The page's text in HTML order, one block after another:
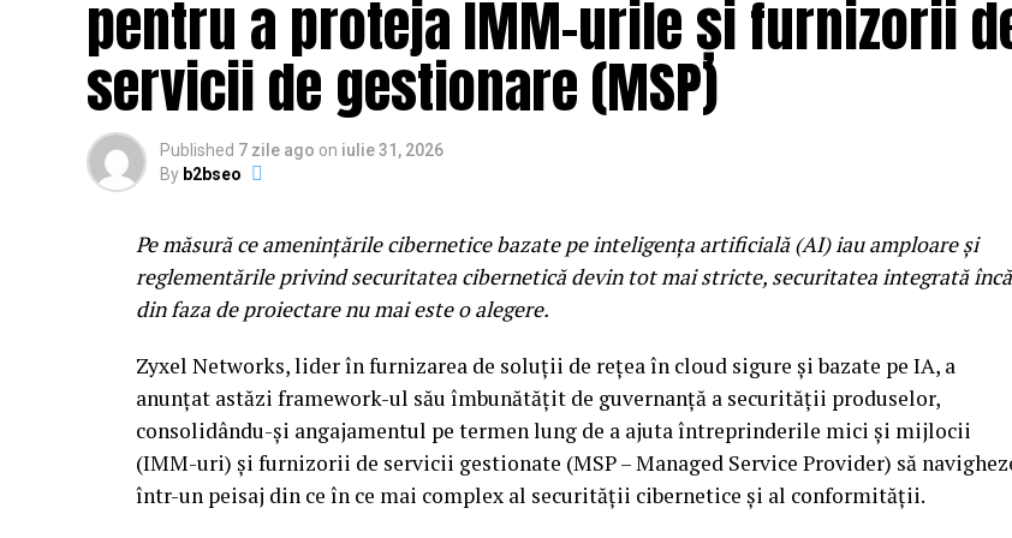
inainte ca aceasta sa ajunga in mainstream. Indie, electronic, alternative si proiecte
experimentale coexista intr-un line-up care pune reflectorul pe noua generatie de artisti si
pe directiile in care se indreapta muzica internationala. Pe aceasta scena va urca si 2hollis,
fenomenul alternativ al noii generatii, dar si proiecte muzicale precum ZEP, Chalk sau duo-
ul napolitan Nu Genea.
spectaculoase experiente ale festivalului. Creat impreuna cu colectivul Space Objekt, spatiul
functioneaza ca un club imersiv inspirat de estetica underground a Los Angeles-ului anilor
’70. Fatade neon, instalatii vizuale, electronica, punk si o energie care transforma fiecare
si Hong Kong Cafe. Aici ii veti gasi pe britanicii The Molotovs, punkistele coreene Sailor
Honeymoon, precum si reprezentanti ai scenei alternative locale, Getchoo si Armand Popa.
Dupa concerte incepe o alta poveste
pentru a proteja IMM-urile și furnizorii
servicii de gestionare (MSP)
Published 7 zile ago on iulie 31, 2026
By b2bseo
Pe măsură ce amenințările cibernetice bazate pe inteligența artificială (AI) iau amploare și
reglementările privind securitatea cibernetică devin tot mai stricte, securitatea integrată încă
din faza de proiectare nu mai este o alegere.
Zyxel Networks, lider în furnizarea de soluții de rețea în cloud sigure și bazate pe IA, a
anunțat astăzi framework-ul său îmbunătățit de guvernanță a securității produselor,
consolidându-și angajamentul pe termen lung de a ajuta întreprinderile mici și mijlocii
(IMM-uri) și furnizorii de servicii gestionate (MSP – Managed Service Provider) să
într-un peisaj din ce în ce mai complex al securității cibernetice și al conformității.